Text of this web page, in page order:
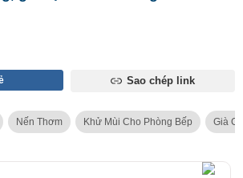
Sao chép link
Nến Thơm Khử Mùi Cho Phòng Bếp Già Cả